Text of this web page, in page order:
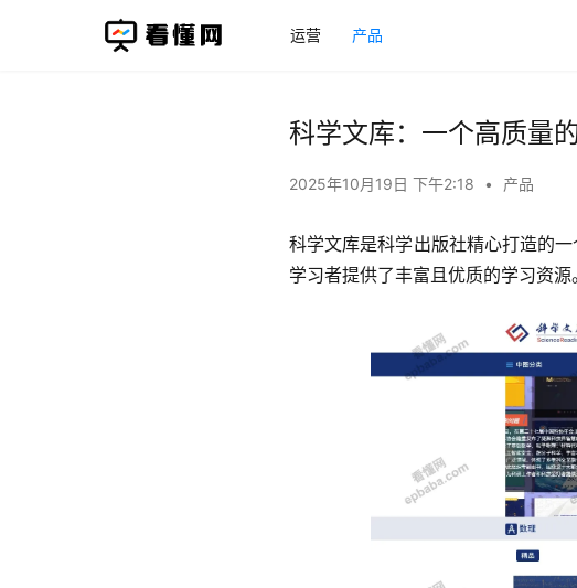
运营 产品
科学文库：一个高质量
2025年10月19日 下午2:18 • 产品
科学文库是科学出版社精心打造的
学习者提供了丰富且优质的学习资